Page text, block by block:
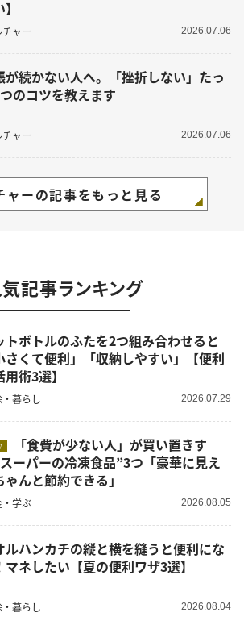
チャー 2026.07.06
が続かない人へ。「挫折しない」たっ
のコツを教えます
チャー 2026.07.06
ャーの記事をもっと見る
記事ランキング
トボトルのふたを2つ組み合わせると
さくて便利」「収納しやすい」【便利
用術3選】
暮らし 2026.07.29
ーパーの冷凍食品”3つ「豪華に見え
ゃんと節約できる」
・学ぶ 2026.08.05
ルハンカチの縦と横を縫うと便利にな
マネしたい【夏の便利ワザ3選】
暮らし 2026.08.04